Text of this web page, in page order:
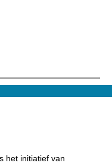
het initiatief van